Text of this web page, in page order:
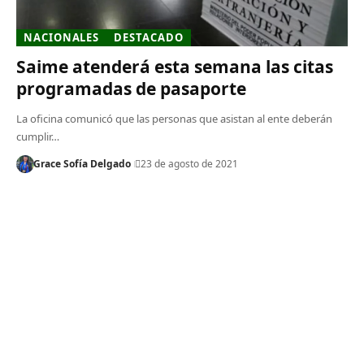
NACIONALES DESTACADO
Saime atenderá esta semana las citas
programadas de pasaporte
La oficina comunicó que las personas que asistan al ente deberán
cumplir…
Grace Sofía Delgado 23 de agosto de 2021